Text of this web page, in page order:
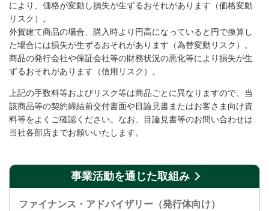
により、価格が変動し損失が生ずるおそれがあります（価格変動
リスク）。
外貨建て商品の場合、購入時より円高になっていると円で換算し
た場合には損失が生ずるおそれがあります（為替変動リスク）。
商品の発行会社や保証会社等の財務状況の悪化等により損失が生
ずるおそれがあります（信用リスク）。
上記の手数料等およびリスク等は商品ごとに異なりますので、当
該商品等の契約締結前交付書面や目論見書またはお客さま向け資
料等をよくご確認ください。なお、目論見書等のお問い合わせは
当社各部店までお願いいたします。
事業活動を通じた取組み
ファイナンス・アドバイザリー（発行体向け）